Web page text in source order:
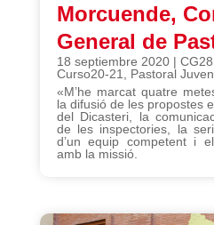
Morcuende,
General de
18 septiembre 2020| CG28
Curso20-21
Pastoral
«M’he marcat quatre
la difusió de les propostes
del Dicasteri, la
de les inspectories, la
d’un equip competent i
amb la missió.